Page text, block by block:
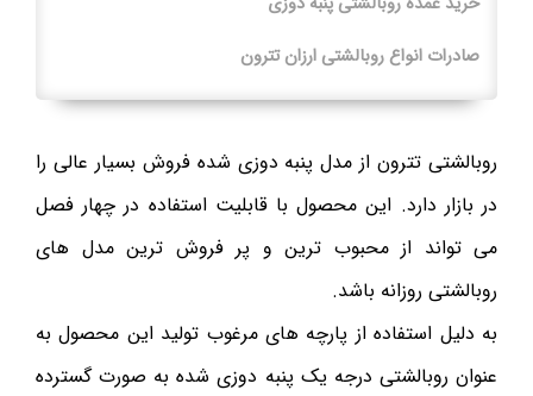
صادرات انواع روبالشتی ارزان تترون
روبالشتی تترون از مدل پنبه دوزی شده فروش بسیار عالی را
در بازار دارد. این محصول با قابلیت استفاده در چهار فصل
می ‌تواند از محبوب ترین و پر فروش ترین مدل های
روبالشتی روزانه باشد.
به دلیل استفاده از پارچه های مرغوب تولید این محصول به
عنوان روبالشتی درجه یک پنبه دوزی شده به صورت گسترده